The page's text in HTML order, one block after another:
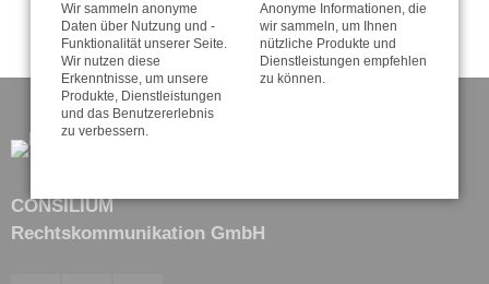
CONSILIUM
Rechtskommunikation GmbH
Wir sammeln anonyme
Daten über Nutzung und -
Funktionalität unserer Seite.
Wir nutzen diese
Erkenntnisse, um unsere
Produkte, Dienstleistungen
und das Benutzererlebnis
zu verbessern.
Anonyme Informationen, die
wir sammeln, um Ihnen
nützliche Produkte und
Dienstleistungen empfehlen
zu können.